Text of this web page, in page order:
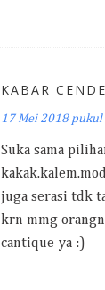
KABAR
17 Mei 2018 pukul
Suka sama
juga serasi tdk
krn mmg
cantique ya :)